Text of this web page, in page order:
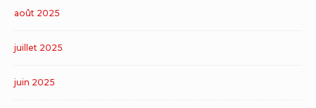
août 2025
juillet 2025
juin 2025